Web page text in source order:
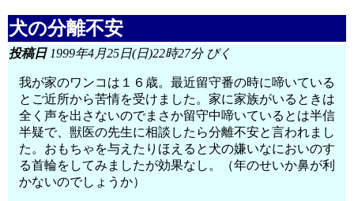
犬の分離不安
投稿日1999年4月25日(日)22時27分 ぴく
我が家のワンコは１６歳。最近留守番の時に啼いている
とご近所から苦情を受けました。家に家族がいるときは
全く声を出さないのでまさか留守中啼いているとは半信
半疑で、獣医の先生に相談したら分離不安と言われまし
た。おもちゃを与えたりほえると犬の嫌いなにおいのす
る首輪をしてみましたが効果なし。（年のせいか鼻が利
かないのでしょうか）